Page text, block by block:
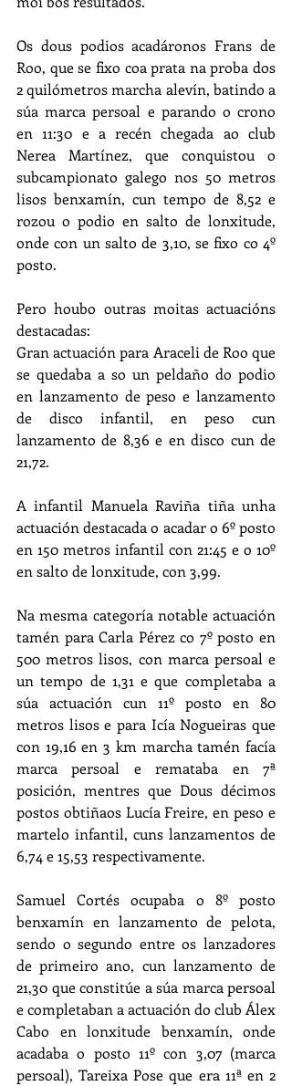
Os dous podios acadáronos Frans de
Roo, que se fixo coa prata na proba dos
2 quilómetros marcha alevín, batindo a
súa marca persoal e parando o crono
en 11:30 e a recén chegada ao club
Nerea Martínez, que conquistou o
subcampionato galego nos 50 metros
lisos benxamín, cun tempo de 8,52 e
rozou o podio en salto de lonxitude,
onde con un salto de 3,10, se fixo co 4º
posto.
Pero houbo outras moitas actuacións
destacadas:
Gran actuación para Araceli de Roo que
se quedaba a so un peldaño do podio
en lanzamento de peso e lanzamento
de disco infantil, en peso cun
lanzamento de 8,36 e en disco cun de
21,72.
A infantil Manuela Raviña tiña unha
actuación destacada o acadar o 6º posto
en 150 metros infantil con 21:45 e o 10º
en salto de lonxitude, con 3,99.
Na mesma categoría notable actuación
tamén para Carla Pérez co 7º posto en
500 metros lisos, con marca persoal e
un tempo de 1,31 e que completaba a
súa actuación cun 11º posto en 80
metros lisos e para Icía Nogueiras que
con 19,16 en 3 km marcha tamén facía
marca persoal e remataba en 7ª
posición, mentres que Dous décimos
postos obtiñaos Lucía Freire, en peso e
martelo infantil, cuns lanzamentos de
6,74 e 15,53 respectivamente.
Samuel Cortés ocupaba o 8º posto
benxamín en lanzamento de pelota,
sendo o segundo entre os lanzadores
de primeiro ano, cun lanzamento de
21,30 que constitúe a súa marca persoal
e completaban a actuación do club Álex
Cabo en lonxitude benxamín, onde
acadaba o posto 11º con 3,07 (marca
persoal), Tareixa Pose que era 11ª en 2